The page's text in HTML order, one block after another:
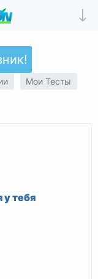
Мои Тесты
тебя